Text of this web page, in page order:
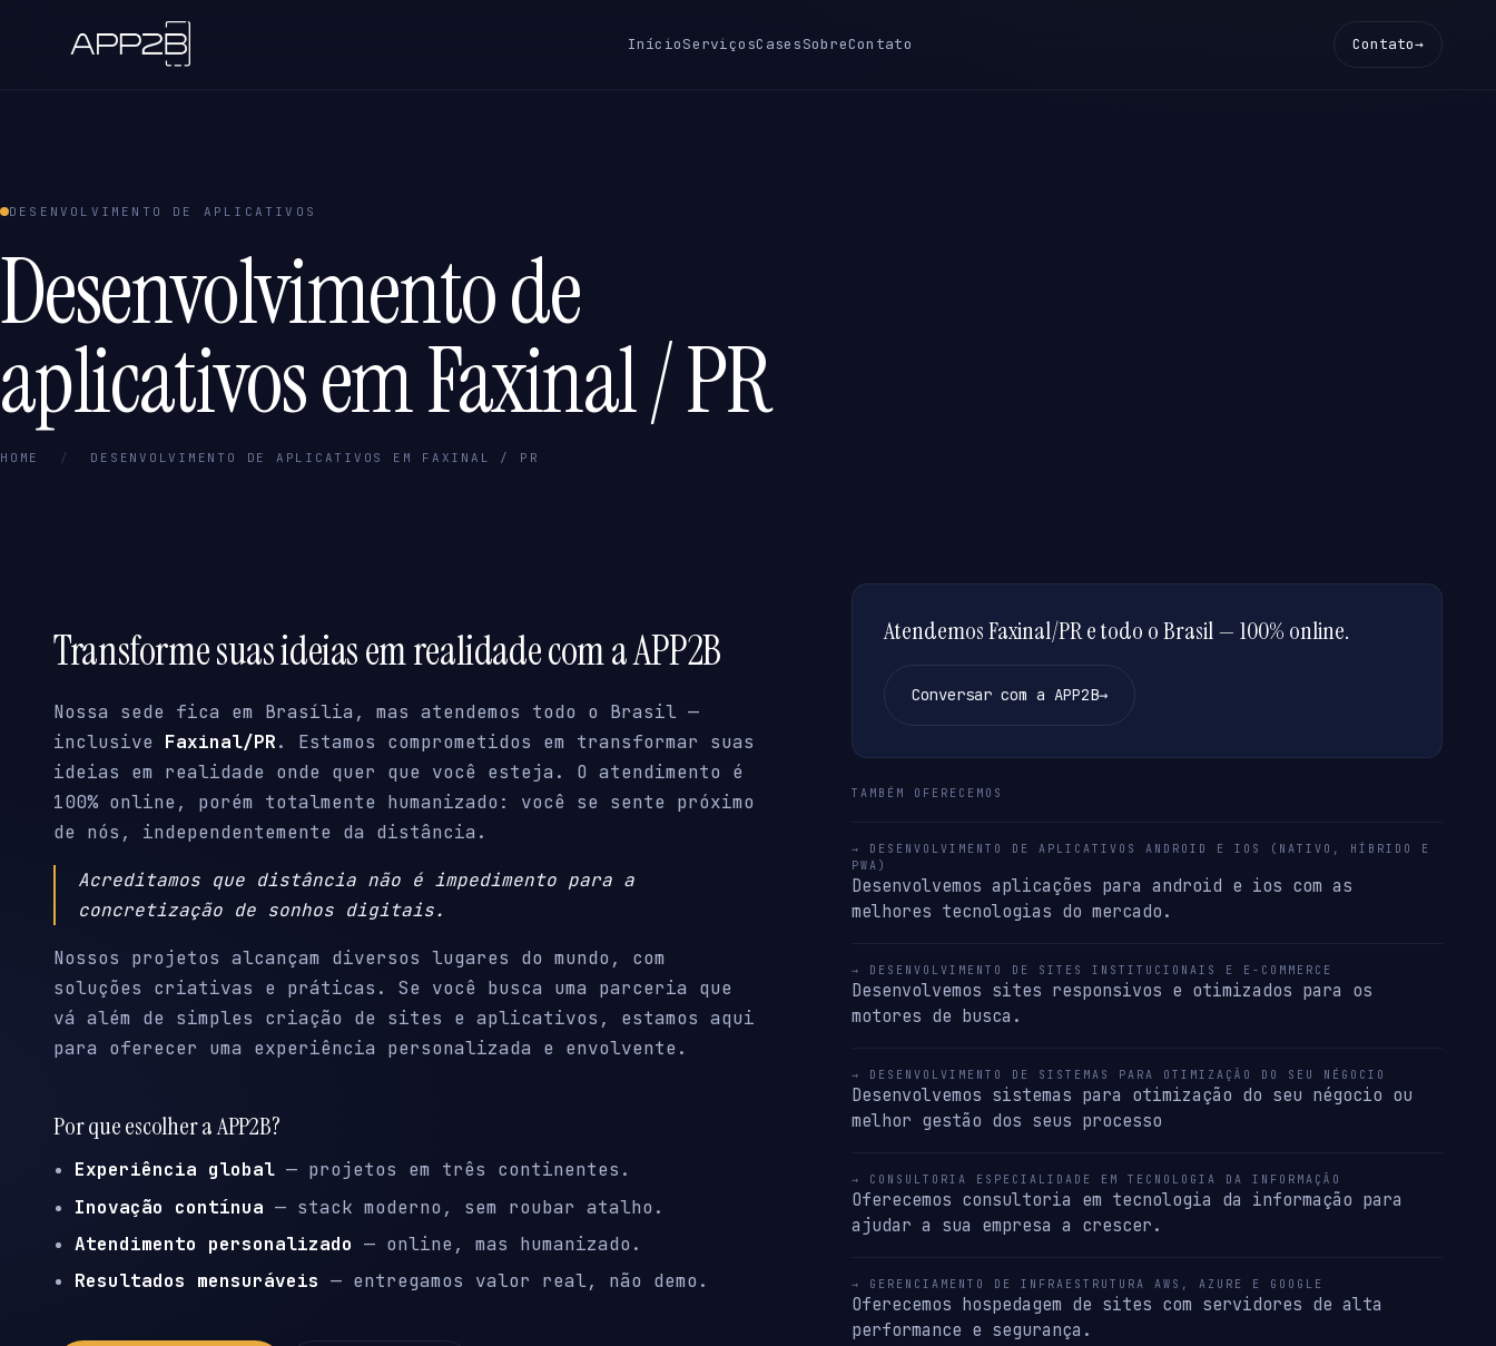
InícioServiçosCasesSobreContato Contato→
DESENVOLVIMENTO DE APLICATIVOS
Desenvolvimento de
aplicativos em Faxinal / PR
HOME / DESENVOLVIMENTO DE APLICATIVOS EM FAXINAL / PR
Transforme suas ideias em realidade com a APP2B
Nossa sede fica em Brasília, mas atendemos todo o Brasil —
inclusive Faxinal/PR. Estamos comprometidos em transformar suas
ideias em realidade onde quer que você esteja. O atendimento é
100% online, porém totalmente humanizado: você se sente próximo
de nós, independentemente da distância.
Acreditamos que distância não é impedimento para a
concretização de sonhos digitais.
Nossos projetos alcançam diversos lugares do mundo, com
soluções criativas e práticas. Se você busca uma parceria que
vá além de simples criação de sites e aplicativos, estamos aqui
para oferecer uma experiência personalizada e envolvente.
Por que escolher a APP2B?
Experiência global — projetos em três continentes.
Inovação contínua — stack moderno, sem roubar atalho.
Atendimento personalizado — online, mas humanizado.
Resultados mensuráveis — entregamos valor real, não demo.
Atendemos Faxinal/PR e todo o Brasil — 100% online.
Conversar com a APP2B→
TAMBÉM OFERECEMOS
→ DESENVOLVIMENTO DE APLICATIVOS ANDROID E IOS (NATIVO, HÍBRIDO E
PWA)
Desenvolvemos aplicações para android e ios com as
melhores tecnologias do mercado.
→ DESENVOLVIMENTO DE SITES INSTITUCIONAIS E E-COMMERCE
Desenvolvemos sites responsivos e otimizados para os
motores de busca.
→ DESENVOLVIMENTO DE SISTEMAS PARA OTIMIZAÇÃO DO SEU NÉGOCIO
Desenvolvemos sistemas para otimização do seu négocio ou
melhor gestão dos seus processo
→ CONSULTORIA ESPECIALIDADE EM TECNOLOGIA DA INFORMAÇÃO
Oferecemos consultoria em tecnologia da informação para
ajudar a sua empresa a crescer.
→ GERENCIAMENTO DE INFRAESTRUTURA AWS, AZURE E GOOGLE
Oferecemos hospedagem de sites com servidores de alta
performance e segurança.